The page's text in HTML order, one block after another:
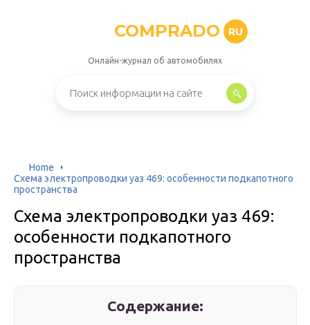
COMPRADO RU
Онлайн-журнал об автомобилях
Home
Схема электропроводки уаз 469: особенности подкапотного
пространства
Схема электропроводки уаз 469:
особенности подкапотного
пространства
Содержание: